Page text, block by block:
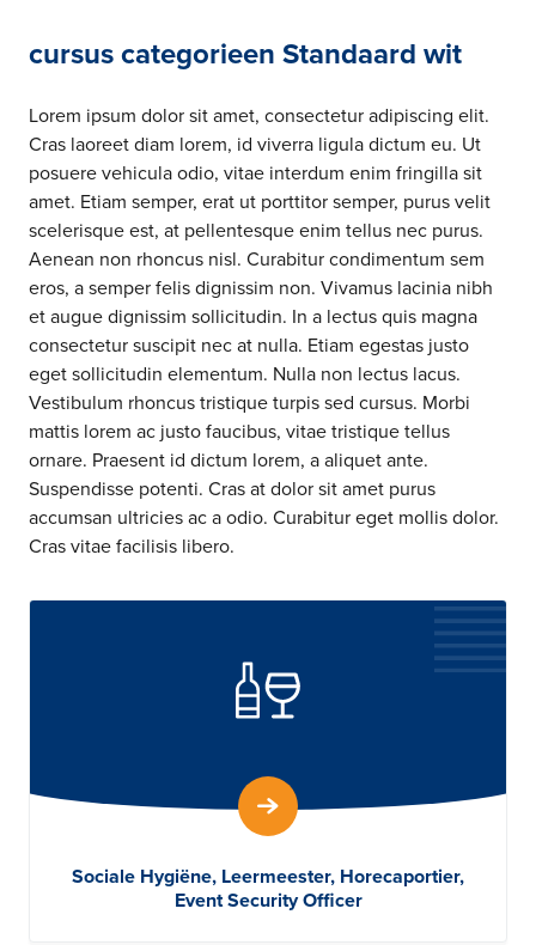
cursus categorieen Standaard wit
Lorem ipsum dolor sit amet, consectetur adipiscing elit.
Cras laoreet diam lorem, id viverra ligula dictum eu. Ut
posuere vehicula odio, vitae interdum enim fringilla sit
amet. Etiam semper, erat ut porttitor semper, purus velit
scelerisque est, at pellentesque enim tellus nec purus.
Aenean non rhoncus nisl. Curabitur condimentum sem
eros, a semper felis dignissim non. Vivamus lacinia nibh
et augue dignissim sollicitudin. In a lectus quis magna
consectetur suscipit nec at nulla. Etiam egestas justo
eget sollicitudin elementum. Nulla non lectus lacus.
Vestibulum rhoncus tristique turpis sed cursus. Morbi
mattis lorem ac justo faucibus, vitae tristique tellus
ornare. Praesent id dictum lorem, a aliquet ante.
Suspendisse potenti. Cras at dolor sit amet purus
accumsan ultricies ac a odio. Curabitur eget mollis dolor.
Cras vitae facilisis libero.
Sociale Hygiëne, Leermeester, Horecaportier,
Event Security Officer